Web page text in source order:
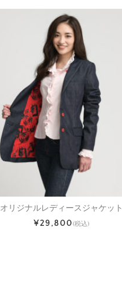
オリジナルレディースジャケット
¥29,800(税込)